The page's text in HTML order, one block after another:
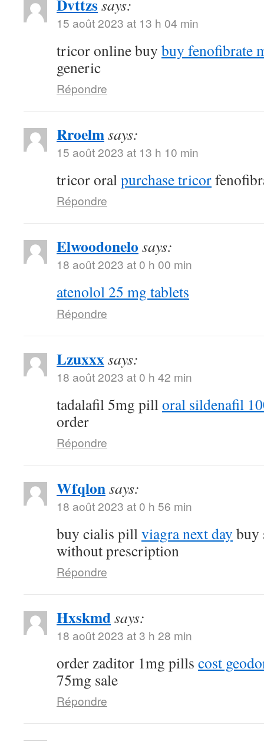
Dvttzssays:
15 août 2023 at 13 h 04 min
tricor online buy buy fenofibrate
generic
Répondre
Rroelmsays:
15 août 2023 at 13 h 10 min
tricor oralpurchase tricor
Répondre
Elwoodonelo says:
18 août 2023 at 0 h 00 min
atenolol 25 mg tablets
Répondre
Lzuxxxsays:
18 août 2023 at 0 h 42 min
tadalafil 5mg pilloral sildenafil
order
Répondre
Wfqlonsays:
18 août 2023 at 0 h 56 min
buy cialis pillviagra next day buy
without prescription
Répondre
Hxskmdsays:
18 août 2023 at 3 h 28 min
order zaditor 1mg pills cost
75mg sale
Répondre